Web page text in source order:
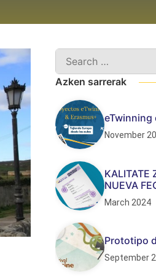
Azken sarrerak
November
KALITATE
NUEVA
March 2024
Prototipo
September